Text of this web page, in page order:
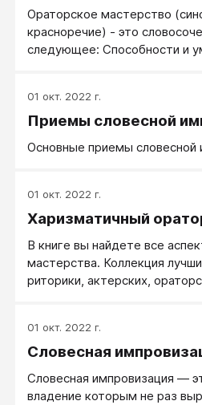
приобретённым в процессе
(искусственное
искусство и свойства
Ораторское мастерство
красноречие) - это
следующее: Способности и умение говорить
ораторских приемах;
публичного выступления.
01 окт. 2022 г.
Приемы словесной
Основные приемы словесной
01 окт. 2022 г.
Харизматичный
В книге вы найдете все
мастерства. Коллекция
риторики, актерских,
01 окт. 2022 г.
Словесная
Словесная импровизация —
владение которым не раз